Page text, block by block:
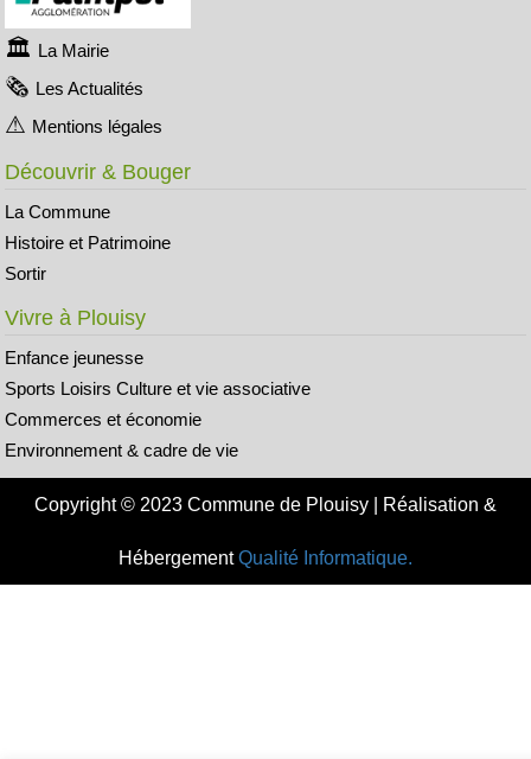
La Mairie
Les Actualités
Mentions légales
Découvrir & Bouger
La Commune
Histoire et Patrimoine
Sortir
Vivre à Plouisy
Enfance jeunesse
Sports Loisirs Culture et vie associative
Commerces et économie
Environnement & cadre de vie
Copyright © 2023 Commune de Plouisy | Réalisation &
HébergementQualité Informatique.